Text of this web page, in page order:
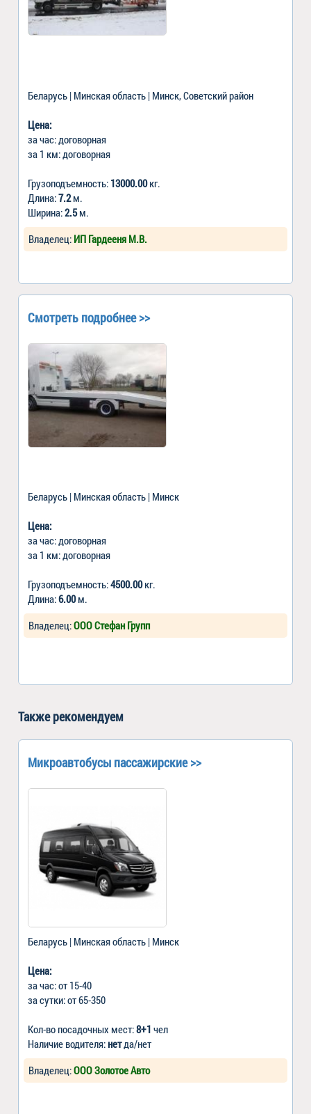
Беларусь | Минская область | Минск, Советский район
Цена:
за час: договорная
за 1 км: договорная
Грузоподъемность: 13000.00кг.
Длина:7.2м.
Ширина:2.5м.
Владелец: ИП Гардееня М.В.
Смотреть подробнее >>
Беларусь | Минская область | Минск
Цена:
за час: договорная
за 1 км: договорная
Грузоподъемность:4500.00кг.
Длина:6.00м.
Владелец:ООО Стефан Групп
Также рекомендуем
Микроавтобусы пассажирские >>
Беларусь | Минская область | Минск
Цена:
за час: от 15-40
за сутки: от 65-350
Кол-во посадочных мест:8+1 чел
Наличие водителя:нетда/нет
Владелец:ООО Золотое Авто